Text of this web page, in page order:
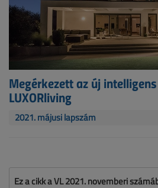
Megérkezett az új
LUXORliving
2021. májusi lapszám
Ez a cikk a VL 2021. novemberi